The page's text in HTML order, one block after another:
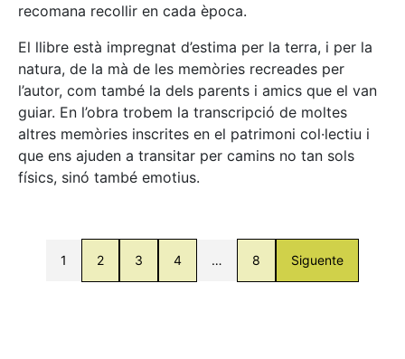
recomana recollir en cada època.
El llibre està impregnat d’estima per la terra, i per la
natura, de la mà de les memòries recreades per
l’autor, com també la dels parents i amics que el van
guiar. En l’obra trobem la transcripció de moltes
altres memòries inscrites en el patrimoni col·lectiu i
que ens ajuden a transitar per camins no tan sols
físics, sinó també emotius.
1 2 3 4 … 8 Siguente